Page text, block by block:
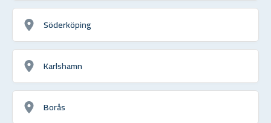
Söderköping
Karlshamn
Borås